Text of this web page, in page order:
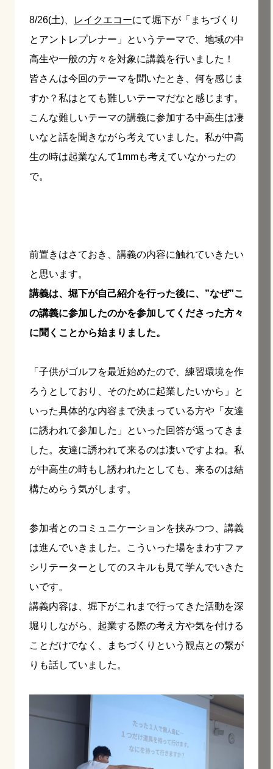
8/26(土)、 レイクエコーにて堀下が「まちづくり
とアントレプレナー」というテーマで、地域の中
高生や一般の方々を対象に講義を行いました！
皆さんは今回のテーマを聞いたとき、何を感じま
すか？ 私はとても難しいテーマだなと感じます。
こんな難しいテーマの講義に参加する中高生は凄
いなと話を聞きながら考えていました。私が中高
生の時は起業なんて1mmも考えていなかったの
で。
前置きはさておき、講義の内容に触れていきたい
と思います。
講義は、堀下が自己紹介を行った後に、”なぜ”こ
の講義に参加したのかを参加してくださった方々
に聞くことから始まりました。
「子供がゴルフを最近始めたので、練習環境を作
ろうとしており、そのために起業したいから」と
いった具体的な内容まで決まっている方や「友達
に誘われて参加した」といった回答が返ってきま
した。友達に誘われて来るのは凄いですよね。私
が中高生の時もし誘われたとしても、来るのは結
構ためらう気がします。
参加者とのコミュニケーションを挟みつつ、講義
は進んでいきました。こういった場をまわすファ
シリテーターとしてのスキルも見て学んでいきた
いです。
講義内容は、堀下がこれまで行ってきた活動を深
堀りしながら、起業する際の考え方や気を付ける
ことだけでなく、まちづくりという観点との繋が
りも話していました。